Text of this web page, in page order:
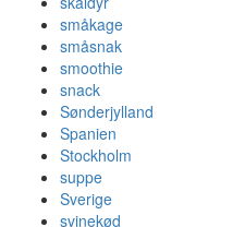
småkage
småsnak
smoothie
snack
Sønderjylland
Spanien
Stockholm
suppe
Sverige
svinekød